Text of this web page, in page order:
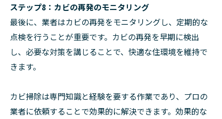
ステップ8：カビの再発のモニタリング
最後に、業者はカビの再発をモニタリングし、定期的な
点検を行うことが重要です。カビの再発を早期に検出
し、必要な対策を講じることで、快適な住環境を維持で
きます。
カビ掃除は専門知識と経験を要する作業であり、プロの
業者に依頼することで効果的に解決できます。効果的な